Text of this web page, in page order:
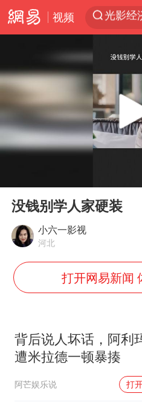
视频
茅台
情侣平
杭州
老挝国
白海
酒店回
乐享
Play
没钱别学人家硬装
小六一影视
河北
打开网易新闻
背后说人坏话，阿利
遭米拉德一顿暴揍
阿芒娱乐说 打